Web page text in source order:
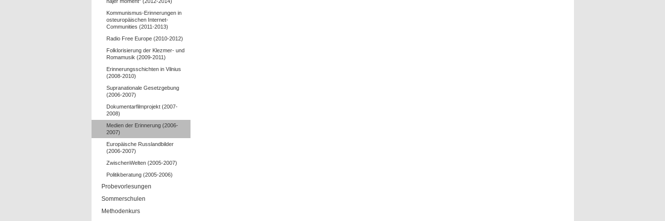
Kommunismus-Erinnerungen in
osteuropäischen Internet-
Communities (2011-2013)
Radio Free Europe (2010-2012)
Folklorisierung der Klezmer- und
Romamusik (2009-2011)
Erinnerungsschichten in Vilnius
(2008-2010)
Supranationale Gesetzgebung
(2006-2007)
Dokumentarfilmprojekt (2007-
2008)
Medien der Erinnerung (2006-
2007)
Europäische Russlandbilder
(2006-2007)
ZwischenWelten (2005-2007)
Politikberatung (2005-2006)
Probevorlesungen
Sommerschulen
Methodenkurs